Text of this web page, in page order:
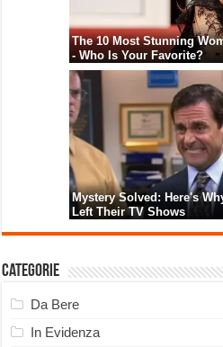
Categorie
Da Bere
In Evidenza